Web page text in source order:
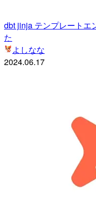
dbt jinja テンプレートエ
た
よしなな
2024.06.17